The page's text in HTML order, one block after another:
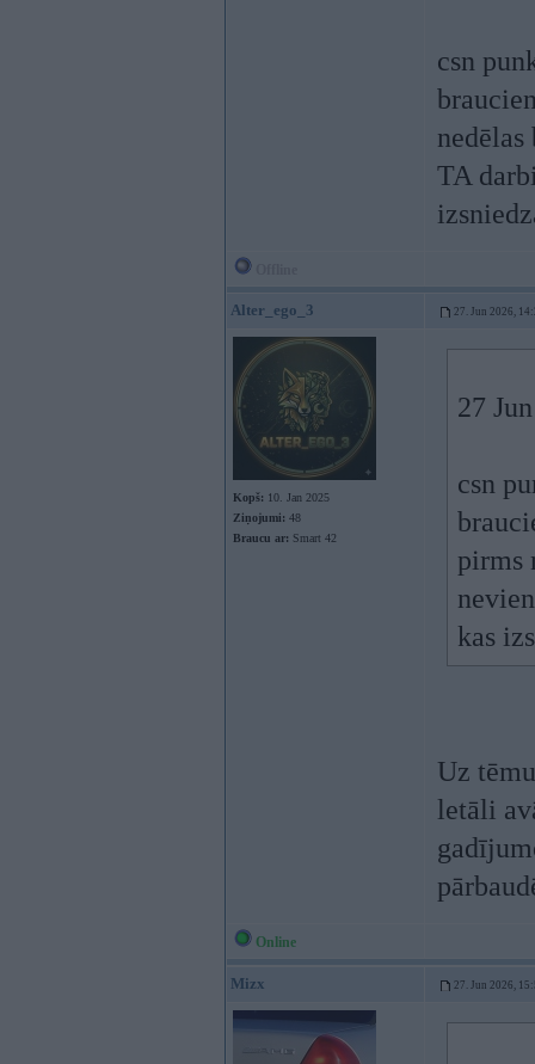
csn
TA
Alter_ego_3 27. Jun 2026,
Kopš: 10. Jan 2025
Ziņojumi: 48
Braucu ar: Smart 42
27
csn
pirms
kas
Uz
letāli
Online
Mizx 27. Jun 2026,